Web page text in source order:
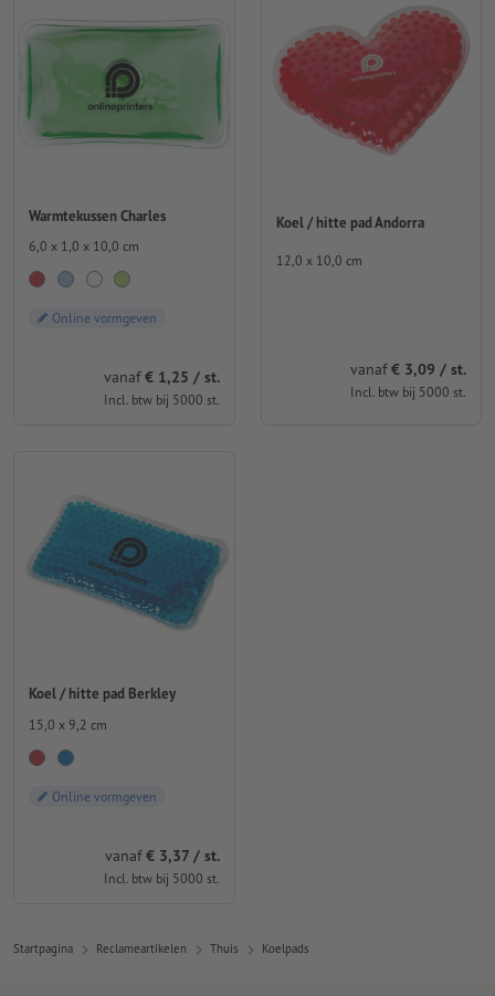
Warmtekussen Charles
6,0 x 1,0 x 10,0 cm
Online vormgeven
vanaf€ 1,25 / st.
Incl. btw bij 5000 st.
Koel / hitte pad Andorra
12,0 x 10,0 cm
vanaf€ 3,09 / st.
Incl. btw bij 5000 st.
Koel / hitte pad Berkley
15,0 x 9,2 cm
Online vormgeven
vanaf€ 3,37 / st.
Incl. btw bij 5000 st.
Startpagina Reclameartikelen Thuis Koelpads